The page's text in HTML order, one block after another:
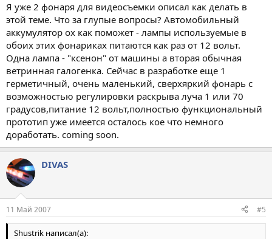
Я уже 2 фонаря для видеосъемки описал как делать в
этой теме. Что за глупые вопросы? Автомобильный
аккумулятор ох как поможет - лампы используемые в
обоих этих фонариках питаются как раз от 12 вольт.
Одна лампа - "ксенон" от машины а вторая обычная
ветринная галогенка. Сейчас в разработке еще 1
герметичный, очень маленький, сверхяркий фонарь с
возможностью регулировки раскрыва луча 1 или 70
градусов,питание 12 вольт,полностью функциональный
прототип уже имеется осталось кое что немного
доработать. coming soon.
DIVAS
11 Май 2007 #5
Shustrik написал(а):